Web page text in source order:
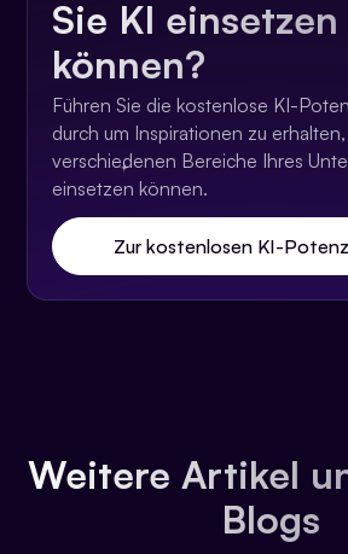
Sie KI einsetzen
können?
Führen Sie die kostenlose KI-
durch um Inspirationen zu
verschiedenen Bereiche Ihres
einsetzen können.
Zur kostenlosen KI-
Weitere Artikel
Blogs